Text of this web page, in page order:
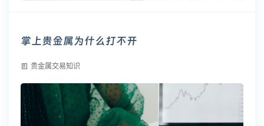
掌上贵金属为什么打不开
贵金属交易知识